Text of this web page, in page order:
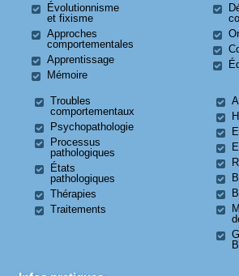
Évolutionnisme
et fixisme
Approches
comportementales
Apprentissage
Mémoire
Troubles
comportementaux
Psychopathologie
Processus
pathologiques
États
pathologiques
Thérapies
Traitements